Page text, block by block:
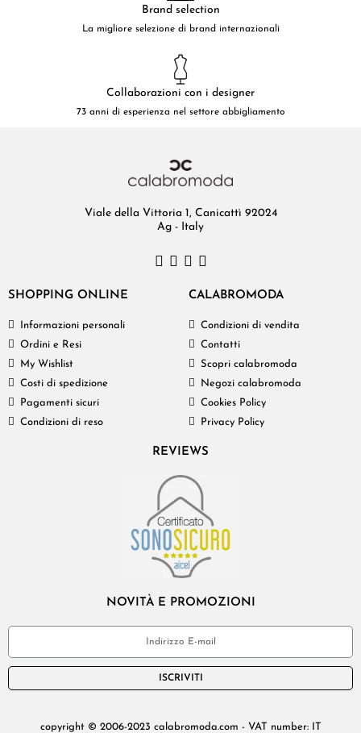
Brand selection
La migliore selezione di brand internazionali
Collaborazioni con i designer
73 anni di esperienza nel settore abbigliamento
Viale della Vittoria 1, Canicattì 92024
Ag - Italy
SHOPPING ONLINE
Informazioni personali
Ordini e Resi
My Wishlist
Costi di spedizione
Pagamenti sicuri
Condizioni di reso
CALABROMODA
Condizioni di vendita
Contatti
Scopri calabromoda
Negozi calabromoda
Cookies Policy
Privacy Policy
REVIEWS
NOVITÀ E PROMOZIONI
ISCRIVITI
copyright © 2006-2023 calabromoda.com - VAT number: IT